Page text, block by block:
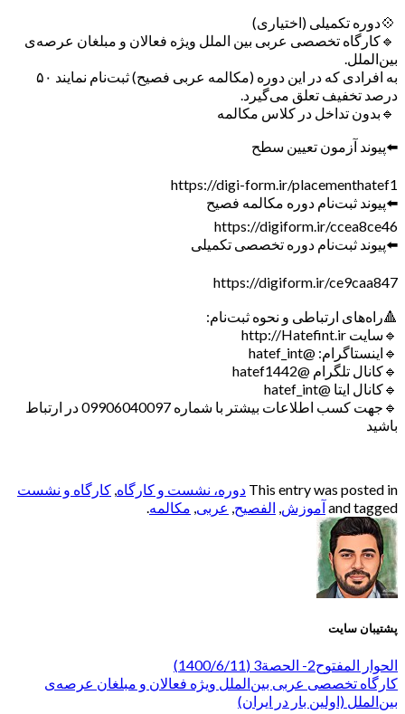
💠دوره تکمیلی (اختیاری)
🔹کارگاه تخصصی عربی بین الملل ویژه فعالان و مبلغان عرصه‌ی
بین‌الملل.
به افرادی که در این دوره (مکالمه‌ عربی فصیح) ثبت‌نام نمایند ۵۰
درصد تخفیف تعلق می‌گیرد.
🔹بدون تداخل در کلاس مکالمه
⬅️پیوند آزمون تعیین سطح
https://digi-form.ir/placementhatef1
⬅️پیوند ثبت‌نام دوره مکالمه فصیح
https://digiform.ir/ccea8ce46
⬅️پیوند ثبت‌نام دوره تخصصی تکمیلی
https://digiform.ir/ce9caa847
🔺راه‌های ارتباطی و نحوه ثبت‌نام:
🔹سایت http://Hatefint.ir
🔹اینستاگرام: @hatef_int
🔹کانال تلگرام @hatef1442
🔹کانال ایتا @hatef_int
🔹جهت کسب اطلاعات بیشتر با شماره 09906040097 در ارتباط
باشید
This entry was posted in دوره، نشست و کارگاه, کارگاه و نشست
and tagged آموزش, الفصيح, عربی, مکالمه.
پشتیبان سایت
الحوار المفتوح2- الحصة3 (1400/6/11)
کارگاه تخصصی عربی بین‌الملل ویژه فعالان و مبلغان عرصه‌ی
بین‌الملل (اولین بار در ایران)